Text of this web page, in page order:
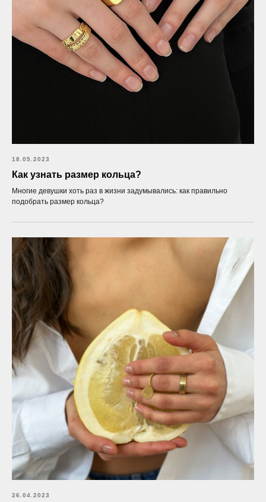
18.05.2023
Как узнать размер кольца?
Многие девушки хоть раз в жизни задумывались: как правильно
подобрать размер кольца?
26.04.2023